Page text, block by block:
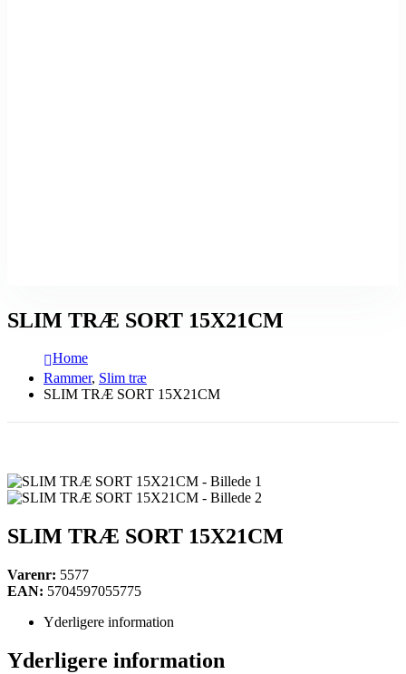
SLIM TRÆ SORT 15X21CM
Home
Rammer, Slim træ
SLIM TRÆ SORT 15X21CM
SLIM TRÆ SORT 15X21CM
Varenr: 5577
EAN: 5704597055775
Yderligere information
Yderligere information